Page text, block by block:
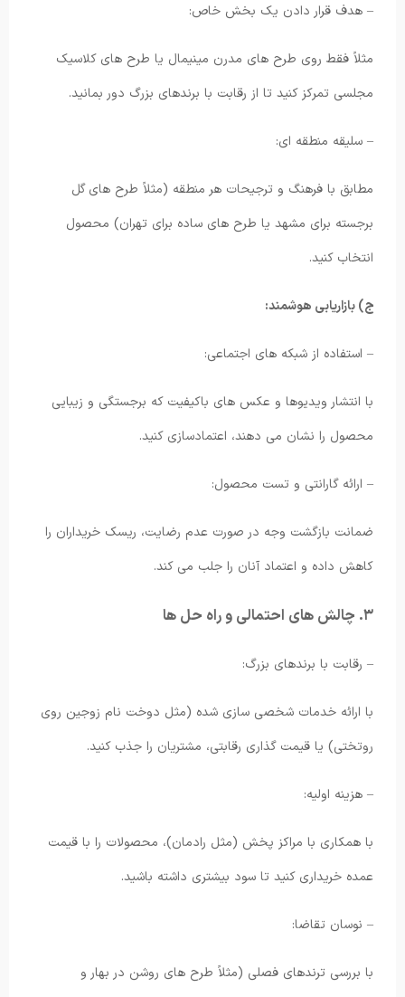
– هدف قرار دادن یک بخش خاص:
مثلاً فقط روی طرح های مدرن مینیمال یا طرح های کلاسیک
مجلسی تمرکز کنید تا از رقابت با برندهای بزرگ دور بمانید.
– سلیقه منطقه ای:
مطابق با فرهنگ و ترجیحات هر منطقه (مثلاً طرح های گل
برجسته برای مشهد یا طرح های ساده برای تهران) محصول
انتخاب کنید.
ج) بازاریابی هوشمند:
– استفاده از شبکه های اجتماعی:
با انتشار ویدیوها و عکس های باکیفیت که برجستگی و زیبایی
محصول را نشان می دهند، اعتمادسازی کنید.
– ارائه گارانتی و تست محصول:
ضمانت بازگشت وجه در صورت عدم رضایت، ریسک خریداران را
کاهش داده و اعتماد آنان را جلب می کند.
۳. چالش های احتمالی و راه حل ها
– رقابت با برندهای بزرگ:
با ارائه خدمات شخصی سازی شده (مثل دوخت نام زوجین روی
روتختی) یا قیمت گذاری رقابتی، مشتریان را جذب کنید.
– هزینه اولیه:
با همکاری با مراکز پخش (مثل رادمان)، محصولات را با قیمت
عمده خریداری کنید تا سود بیشتری داشته باشید.
– نوسان تقاضا:
با بررسی ترندهای فصلی (مثلاً طرح های روشن در بهار و